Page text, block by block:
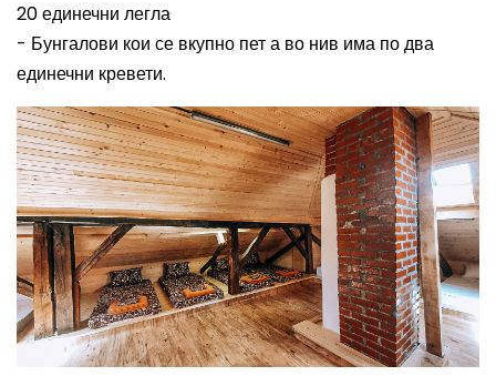
20 единечни легла
- Бунгалови кои се вкупно пет а во нив има по два
единечни кревети.